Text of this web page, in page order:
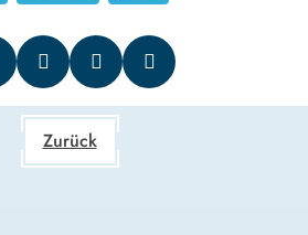
Zurück